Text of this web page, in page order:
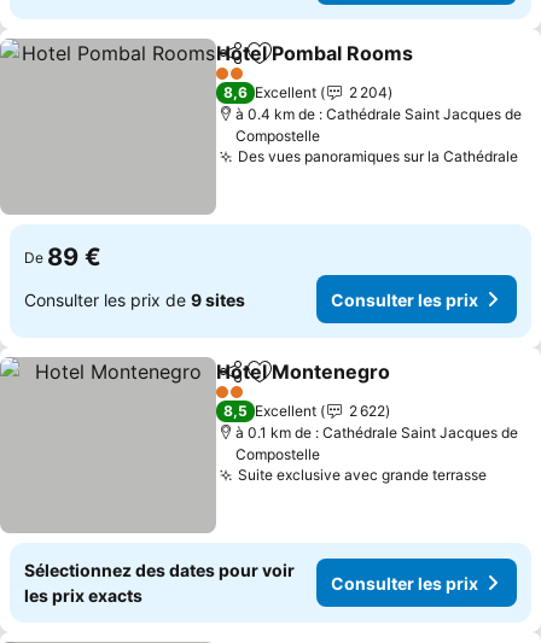
PartagerAjouter à mes favoris
Hotel Pombal Rooms
2 Étoiles
8,6 Excellent
2 204
à 0.4 km de : Cathédrale Saint Jacques de
Compostelle
Des vues panoramiques sur la Cathédrale
De 89 €
Consulter les prix de 9 sites Consulter les prix
PartagerAjouter à mes favoris
Hotel Montenegro
2 Étoiles
8,5 Excellent
2 622
à 0.1 km de : Cathédrale Saint Jacques de
Compostelle
Suite exclusive avec grande terrasse
Sélectionnez des dates pour voir
les prix exacts
Consulter les prix